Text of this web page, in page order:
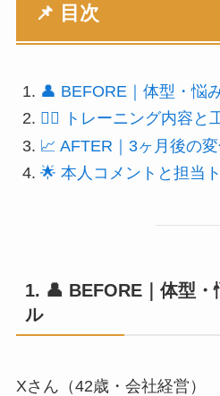
📌 目次
👤 BEFORE｜体型・悩
🏋️‍♂️ トレーニング内容と
📈 AFTER｜3ヶ月後の
🌟 本人コメントと担当
1. 👤 BEFORE｜体型
ル
Xさん（42歳・会社経営）